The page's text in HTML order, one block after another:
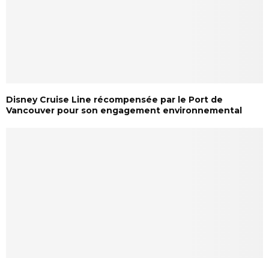
Disney Cruise Line récompensée par le Port de
Vancouver pour son engagement environnemental